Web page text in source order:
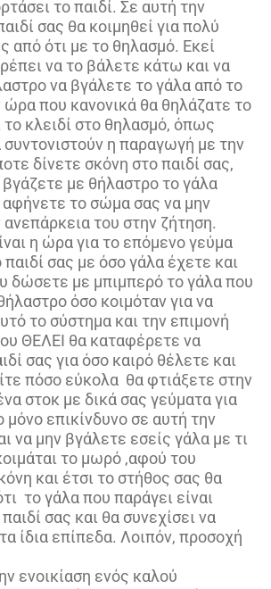
το παιδί. Σε αυτή την
σας θα κοιμηθεί για πολύ
ότι με το θηλασμό. Εκεί
να το βάλετε κάτω και να
να βγάλετε το γάλα από το
ώρα που κανονικά θα θηλάζατε το
το κλειδί στο θηλασμό, όπως
συντονιστούν η παραγωγή με την
δίνετε σκόνη στο παιδί σας,
με θήλαστρο το γάλα
το σώμα σας να μην
ανεπάρκεια του στην ζήτηση.
η ώρα για το επόμενο γεύμα
σας με όσο γάλα έχετε και
δώσετε με μπιμπερό το γάλα που
όσο κοιμόταν για να
το σύστημα και την επιμονή
ΘΕΛΕΙ θα καταφέρετε να
σας για όσο καιρό θέλετε και
πόσο εύκολα θα φτιάξετε στην
στοκ με δικά σας γεύματα για
μόνο επικίνδυνο σε αυτή την
να μην βγάλετε εσείς γάλα με τι
το μωρό ‚αφού του
και έτσι το στήθος σας θα
το γάλα που παράγει είναι
σας και θα συνεχίσει να
ίδια επίπεδα. Λοιπόν, προσοχή
ενοικίαση ενός καλού